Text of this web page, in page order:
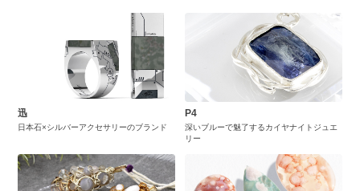
迅
日本石×シルバーアクセサリーのブランド
P4
深いブルーで魅了するカイヤナイトジュエ
リー